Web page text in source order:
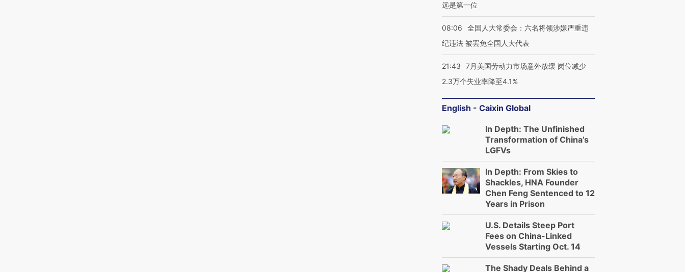
远是第一位
08:06
全国人大常委会：六名将领涉嫌严重违
纪违法 被罢免全国人大代表
21:43
7月美国劳动力市场意外放缓 岗位减少
2.3万个失业率降至4.1%
English - Caixin Global
In Depth: The Unfinished
Transformation of China’s
LGFVs
In Depth: From Skies to
Shackles, HNA Founder
Chen Feng Sentenced to 12
Years in Prison
U.S. Details Steep Port
Fees on China-Linked
Vessels Starting Oct. 14
The Shady Deals Behind a